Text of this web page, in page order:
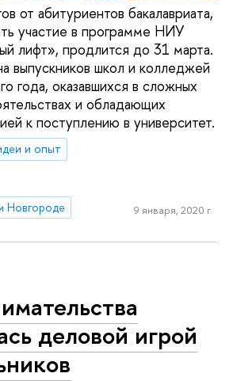
от абитуриентов бакалавриата,
участие в программе НИУ
лифт», продлится до 31 марта.
выпускников школ и колледжей
года, оказавшихся в сложных
и обладающих
к поступлению в университет.
и опыт
9 января, 2020 г.
деловой игрой